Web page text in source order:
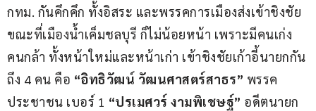
กทม. กันคึกคึก ทั้งอิสระ และพรรคการเมืองส่งเข้าชิงชัย
ขณะที่เมืองน้ำเค็มชลบุรี ก็ไม่น้อยหน้า เพราะมีคนเก่ง
คนกล้า ทั้งหน้าใหม่และหน้าเก่า เข้าชิงชัยเก้าอี้นายกกัน
ถึง 4 คน คือ “อิทธิวัฒน์ วัฒนศาสตร์สาธร” พรรค
ประชาชน เบอร์ 1 “ปรเมศวร์ งามพิเชษฐ์” อดีตนายก